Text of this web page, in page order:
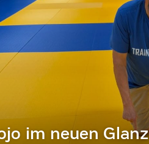
im neuen Glanz